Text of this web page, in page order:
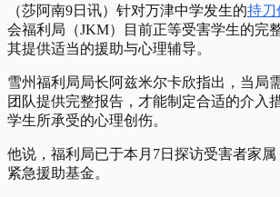
（莎阿南9日讯）针对万津中学发生的持刀
会福利局（JKM）目前正等受害学生的完
其提供适当的援助与心理辅导。
雪州福利局局长阿兹米尔卡欣指出，当局
团队提供完整报告，才能制定合适的介入
学生所承受的心理创伤。
他说，福利局已于本月7日探访受害者家属
紧急援助基金。